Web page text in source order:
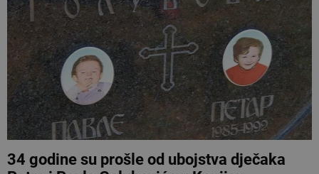
34 godine su prošle od ubojstva dječaka